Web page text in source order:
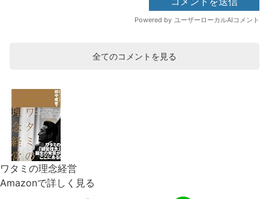
全てのコメントを見る
ワタミの理念経営
Amazonで詳しく見る